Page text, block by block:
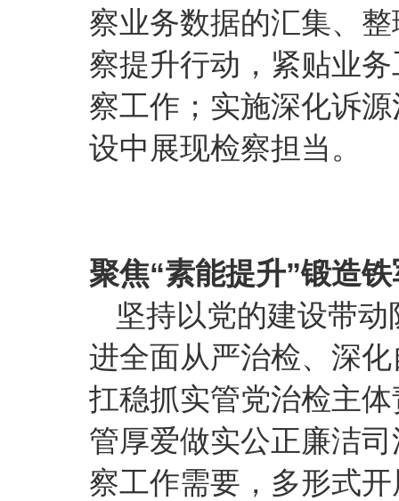
察业务数据的汇集、
察提升行动，紧贴业
察工作；实施深化诉源
设中展现检察担当。
聚焦“素能提升”锻造铁
坚持以党的建设带
进全面从严治检、深
扛稳抓实管党治检主
管厚爱做实公正廉洁
察工作需要，多形式